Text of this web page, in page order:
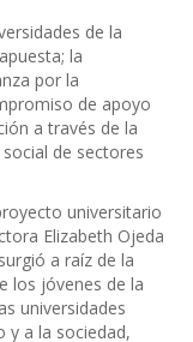
de la
la
por la
de apoyo
a través de la
de sectores
universitario
Elizabeth Ojeda
a raíz de la
los jóvenes de la
universidades
y a la sociedad,